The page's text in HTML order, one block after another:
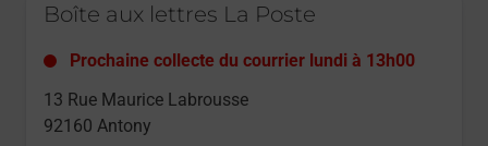
Boîte aux lettres La Poste
Prochaine collecte du courrier lundi à 13h00
13 Rue Maurice Labrousse
92160 Antony